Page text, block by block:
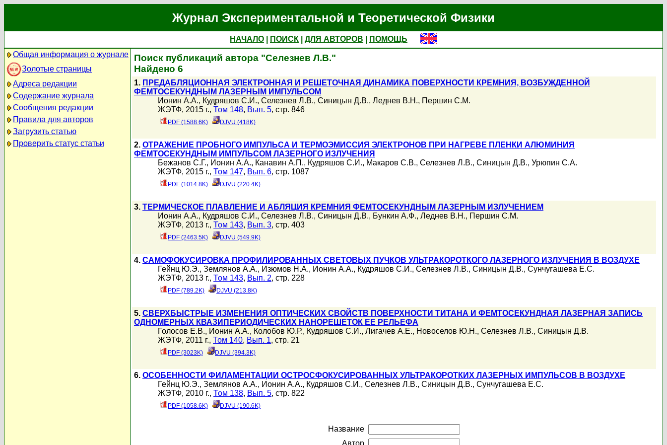
Журнал Экспериментальной и Теоретической Физики
НАЧАЛО ПОИСК ДЛЯ АВТОРОВ
ПОМОЩЬ
Общая информация о журнале
Золотые страницы
Адреса редакции
Содержание журнала
Сообщения редакции
Правила для авторов
Загрузить статью
Проверить статус статьи
Поиск публикаций автора "Селезнев Л.В."
Найдено 6
1. ПРЕДАБЛЯЦИОННАЯ ЭЛЕКТРОННАЯ И РЕШЕТОЧНАЯ ДИНАМИКА ПОВЕРХНОСТИ КРЕМНИЯ, ВОЗБУЖДЕННОЙ
ФЕМТОСЕКУНДНЫМ ЛАЗЕРНЫМ ИМПУЛЬСОМ
Ионин А.А., Кудряшов С.И., Селезнев Л.В., Синицын Д.В., Леднев В.Н., Першин С.М.
ЖЭТФ, 2015 г., Том 148, Вып. 5, стр. 846
PDF (1588.6K) DJVU (418K)
2. ОТРАЖЕНИЕ ПРОБНОГО ИМПУЛЬСА И ТЕРМОЭМИССИЯ ЭЛЕКТРОНОВ ПРИ НАГРЕВЕ ПЛЕНКИ АЛЮМИНИЯ
ФЕМТОСЕКУНДНЫМ ИМПУЛЬСОМ ЛАЗЕРНОГО ИЗЛУЧЕНИЯ
Бежанов С.Г., Ионин А.А., Канавин А.П., Кудряшов С.И., Макаров С.В., Селезнев Л.В., Синицын Д.В., Урюпин С.А.
ЖЭТФ, 2015 г., Том 147, Вып. 6, стр. 1087
PDF (1014.8K) DJVU (220.4K)
3. ТЕРМИЧЕСКОЕ ПЛАВЛЕНИЕ И АБЛЯЦИЯ КРЕМНИЯ ФЕМТОСЕКУНДНЫМ ЛАЗЕРНЫМ ИЗЛУЧЕНИЕМ
Ионин А.А., Кудряшов С.И., Селезнев Л.В., Синицын Д.В., Бункин А.Ф., Леднев В.Н., Першин С.М.
ЖЭТФ, 2013 г., Том 143, Вып. 3, стр. 403
PDF (2463.5K) DJVU (549.9K)
4. САМОФОКУСИРОВКА ПРОФИЛИРОВАННЫХ СВЕТОВЫХ ПУЧКОВ УЛЬТРАКОРОТКОГО ЛАЗЕРНОГО ИЗЛУЧЕНИЯ В ВОЗДУХЕ
Гейнц Ю.Э., Землянов А.А., Изюмов Н.А., Ионин А.А., Кудряшов С.И., Селезнев Л.В., Синицын Д.В., Сунчугашева Е.С.
ЖЭТФ, 2013 г., Том 143, Вып. 2, стр. 228
PDF (789.2K) DJVU (213.8K)
5. СВЕРХБЫСТРЫЕ ИЗМЕНЕНИЯ ОПТИЧЕСКИХ СВОЙСТВ ПОВЕРХНОСТИ ТИТАНА И ФЕМТОСЕКУНДНАЯ ЛАЗЕРНАЯ ЗАПИСЬ
ОДНОМЕРНЫХ КВАЗИПЕРИОДИЧЕСКИХ НАНОРЕШЕТОК ЕЕ РЕЛЬЕФА
Голосов Е.В., Ионин А.А., Колобов Ю.Р., Кудряшов С.И., Лигачев А.Е., Новоселов Ю.Н., Селезнев Л.В., Синицын Д.В.
ЖЭТФ, 2011 г., Том 140, Вып. 1, стр. 21
PDF (3023K) DJVU (394.3K)
6. ОСОБЕННОСТИ ФИЛАМЕНТАЦИИ ОСТРОСФОКУСИРОВАННЫХ УЛЬТРАКОРОТКИХ ЛАЗЕРНЫХ ИМПУЛЬСОВ В ВОЗДУХЕ
Гейнц Ю.Э., Землянов А.А., Ионин А.А., Кудряшов С.И., Селезнев Л.В., Синицын Д.В., Сунчугашева Е.С.
ЖЭТФ, 2010 г., Том 138, Вып. 5, стр. 822
PDF (1058.6K) DJVU (190.6K)
Название
Автор